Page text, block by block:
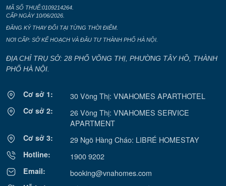
MÃ SỐ THUẾ:0109214264.
CẤP NGÀY 10/06/2026.
ĐĂNG KÝ THAY ĐỔI TẠI TỪNG THỜI ĐIỂM.
NƠI CẤP: SỞ KẾ HOẠCH VÀ ĐÂU TƯ THÀNH PHỐ HÀ NỘI.
ĐỊA CHỈ TRỤ SỞ: 28 PHỐ VÕNG THỊ, PHƯỜNG TÂY HỒ, THÀNH
PHỐ HÀ NỘI.
Cơ sở 1: 30 Võng Thị: VNAHOMES APARTHOTEL
Cơ sở 2:
26 Võng Thị: VNAHOMES SERVICE
APARTMENT
Cơ sở 3: 29 Ngõ Hàng Cháo: LIBRÉ HOMESTAY
Hotline: 1900 9202
Email: booking@vnahomes.com